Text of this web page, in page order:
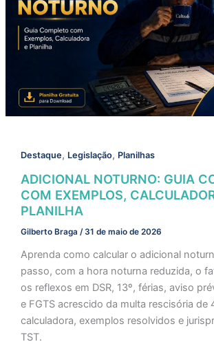
Destaque, Legislação, Planilhas
ADICIONAL NOTURNO: GUIA
COM EXEMPLOS,
PLANILHA
Gilberto Braga / 31 de maio de 2026
Aprenda como calcular o adicional
passo, com a hora noturna reduzida, o
os reflexos em DSR, 13º, férias, aviso
e FGTS acrescido da multa rescisória de
calculadora, exemplos resolvidos e
TST.